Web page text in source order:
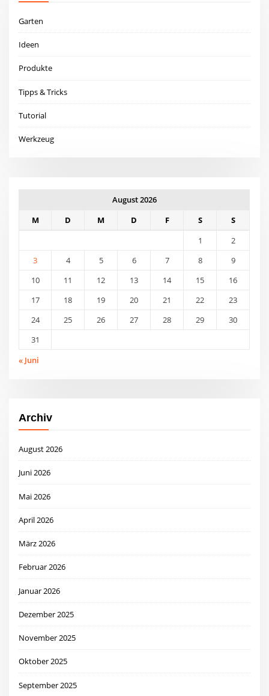
Garten
Ideen
Produkte
Tipps & Tricks
Tutorial
Werkzeug
August 2026
M
D M D F S
S
1
2
3
4 5 6 7 8
9
10
11 12 13 14 15
16
17
18 19 20 21 22
23
24
25 26 27 28 29
30
31
« Juni
Archiv
August 2026
Juni 2026
Mai 2026
April 2026
März 2026
Februar 2026
Januar 2026
Dezember 2025
November 2025
Oktober 2025
September 2025